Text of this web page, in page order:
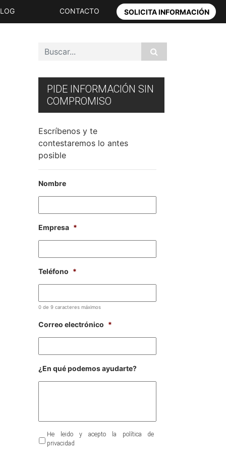
CONTACTO SOLICITA INFORMACIÓN
PIDE INFORMACIÓN SIN
COMPROMISO
Escríbenos y te
contestaremos lo antes
posible
Nombre
Empresa *
Teléfono *
0 de 9 caracteres máximos
Correo electrónico *
¿En qué podemos ayudarte?
enviarnos
He leido y acepto la política de
privacidad